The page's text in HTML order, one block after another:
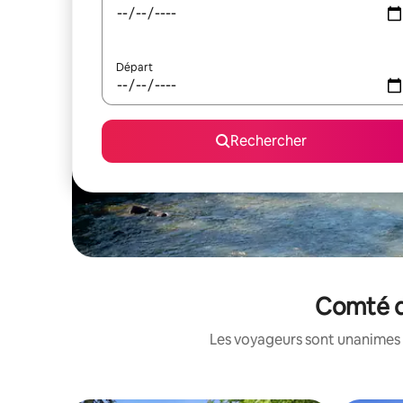
Départ
Rechercher
Comté
Les voyageurs sont